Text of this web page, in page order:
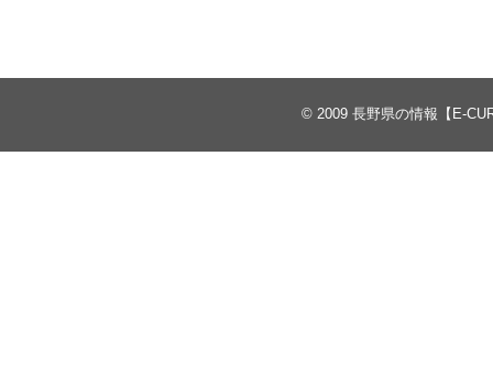
© 2009 長野県の情報【E-